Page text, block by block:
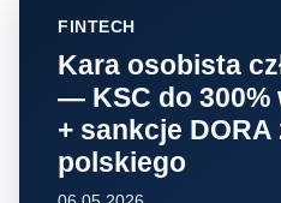
FINTECH
Kara osobista
— KSC do 300%
+ sankcje DORA
polskiego